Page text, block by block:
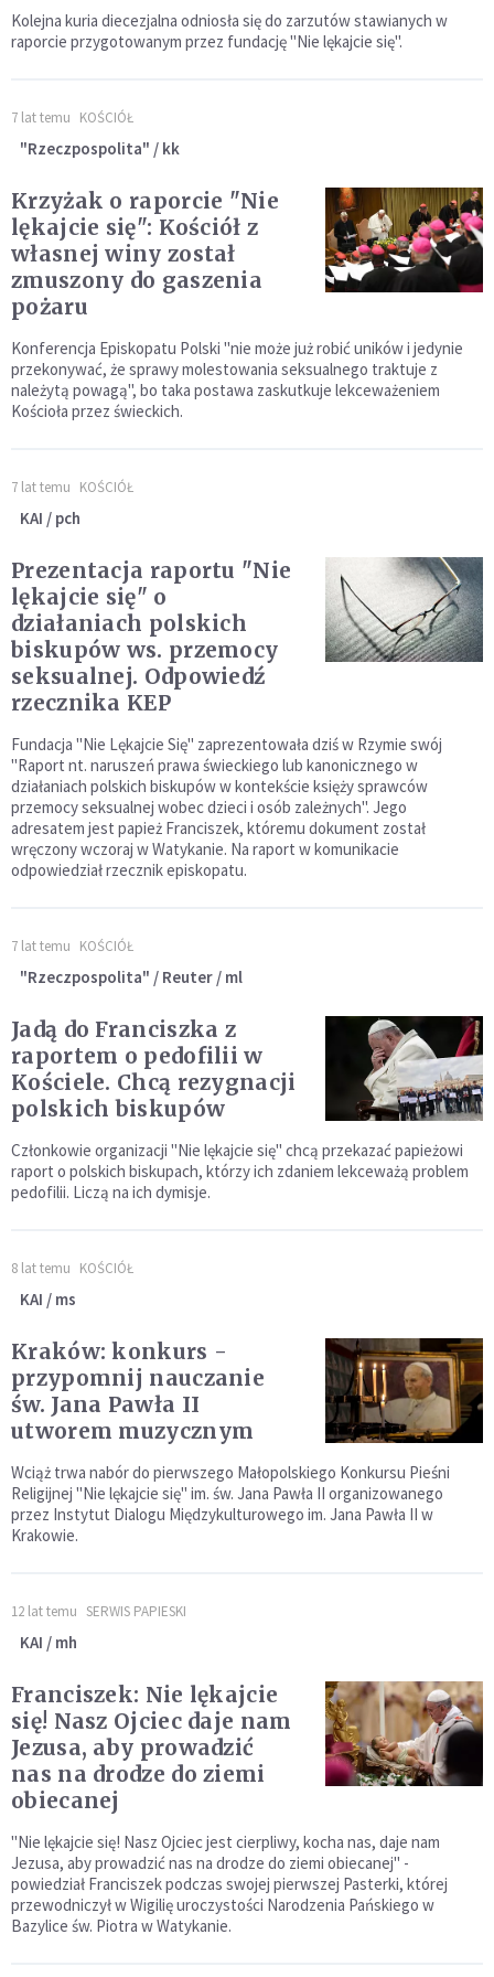
Kolejna kuria diecezjalna odniosła się do zarzutów stawianych w
raporcie przygotowanym przez fundację "Nie lękajcie się".
7 lat temu KOŚCIÓŁ
"Rzeczpospolita" / kk
Krzyżak o raporcie "Nie
lękajcie się": Kościół z
własnej winy został
zmuszony do gaszenia
pożaru
Konferencja Episkopatu Polski "nie może już robić uników i jedynie
przekonywać, że sprawy molestowania seksualnego traktuje z
należytą powagą", bo taka postawa zaskutkuje lekceważeniem
Kościoła przez świeckich.
7 lat temu KOŚCIÓŁ
KAI / pch
Prezentacja raportu "Nie
lękajcie się" o
działaniach polskich
biskupów ws. przemocy
seksualnej. Odpowiedź
rzecznika KEP
Fundacja "Nie Lękajcie Się" zaprezentowała dziś w Rzymie swój
"Raport nt. naruszeń prawa świeckiego lub kanonicznego w
działaniach polskich biskupów w kontekście księży sprawców
przemocy seksualnej wobec dzieci i osób zależnych". Jego
adresatem jest papież Franciszek, któremu dokument został
wręczony wczoraj w Watykanie. Na raport w komunikacie
odpowiedział rzecznik episkopatu.
7 lat temu KOŚCIÓŁ
"Rzeczpospolita" / Reuter / ml
Jadą do Franciszka z
raportem o pedofilii w
Kościele. Chcą rezygnacji
polskich biskupów
Członkowie organizacji "Nie lękajcie się" chcą przekazać papieżowi
raport o polskich biskupach, którzy ich zdaniem lekceważą problem
pedofilii. Liczą na ich dymisje.
8 lat temu KOŚCIÓŁ
KAI / ms
Kraków: konkurs -
przypomnij nauczanie
św. Jana Pawła II
utworem muzycznym
Wciąż trwa nabór do pierwszego Małopolskiego Konkursu Pieśni
Religijnej "Nie lękajcie się" im. św. Jana Pawła II organizowanego
przez Instytut Dialogu Międzykulturowego im. Jana Pawła II w
Krakowie.
12 lat temu SERWIS PAPIESKI
KAI / mh
Franciszek: Nie lękajcie
się! Nasz Ojciec daje nam
Jezusa, aby prowadzić
nas na drodze do ziemi
obiecanej
"Nie lękajcie się! Nasz Ojciec jest cierpliwy, kocha nas, daje nam
Jezusa, aby prowadzić nas na drodze do ziemi obiecanej" -
powiedział Franciszek podczas swojej pierwszej Pasterki, której
przewodniczył w Wigilię uroczystości Narodzenia Pańskiego w
Bazylice św. Piotra w Watykanie.